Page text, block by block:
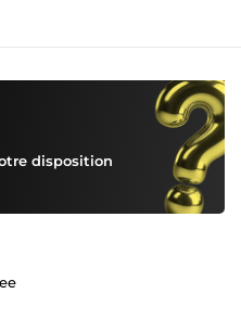
disposition